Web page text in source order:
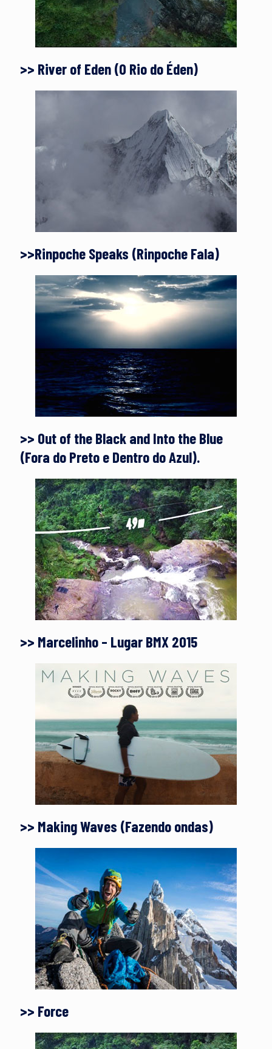
>> River of Eden (O Rio do Éden)
>>Rinpoche Speaks (Rinpoche Fala)
>> Out of the Black and Into the Blue
(Fora do Preto e Dentro do Azul).
>> Marcelinho – Lugar BMX 2015
>> Making Waves (Fazendo ondas)
>> Force